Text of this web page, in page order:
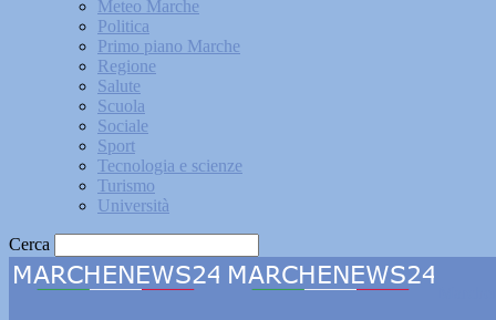
Meteo Marche
Politica
Primo piano Marche
Regione
Salute
Scuola
Sociale
Sport
Tecnologia e scienze
Turismo
Università
Cerca